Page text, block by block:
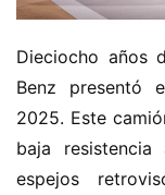
Dieciocho años
Benz presentó
2025. Este
baja
espejos